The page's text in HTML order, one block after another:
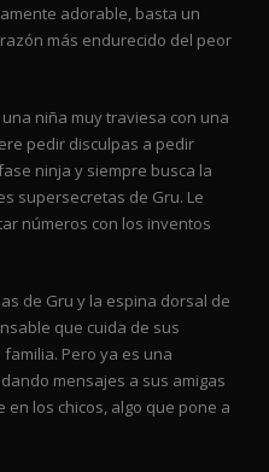
adorable, basta un
más endurecido del peor
niña muy traviesa con una
pedir disculpas a pedir
ninja y siempre busca la
supersecretas de Gru. Le
números con los inventos
de Gru y la espina dorsal de
que cuida de sus
Pero ya es una
mensajes a sus amigas
los chicos, algo que pone a